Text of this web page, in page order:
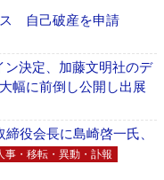
自己破産を申請
決定、加藤文明社のデ
幅に前倒し公開し出展
役会長に島崎啓一氏、
事・移転・異動・訃報